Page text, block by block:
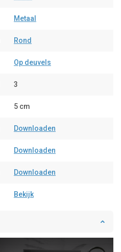
Metaal
Rond
Op deuvels
3
5 cm
Downloaden
Downloaden
Downloaden
Bekijk